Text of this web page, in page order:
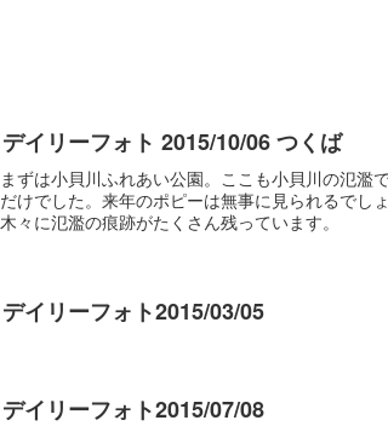
デイリーフォト 2015/10/06 つくば
まずは小貝川ふれあい公園。ここも小貝川の氾濫
だけでした。来年のポピーは無事に見られるでし
木々に氾濫の痕跡がたくさん残っています。
デイリーフォト2015/03/05
デイリーフォト2015/07/08